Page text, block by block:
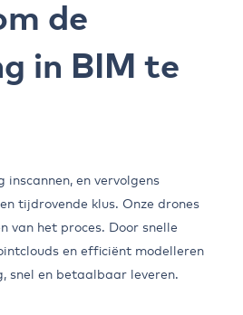
de
in BIM te
inscannen, en vervolgens
tijdrovende klus. Onze drones
van het proces. Door snelle
en efficiënt modelleren
snel en betaalbaar leveren.